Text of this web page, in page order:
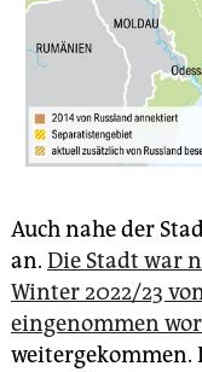
Auch nahe der
an. Die Stadt war
Winter 2022/23
eingenommen
weitergekommen.